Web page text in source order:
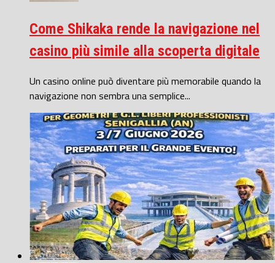
Come Shikaka rende la navigazione nel
casino più simile alla scoperta digitale
Un casino online può diventare più memorabile quando la
navigazione non sembra una semplice...